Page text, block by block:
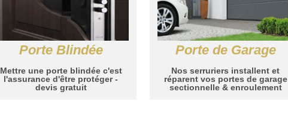
Porte Blindée
Mettre une porte blindée c'est
l'assurance d'être protéger -
devis gratuit
Porte de Garage
Nos serruriers installent et
réparent vos portes de garage
sectionnelle & enroulement